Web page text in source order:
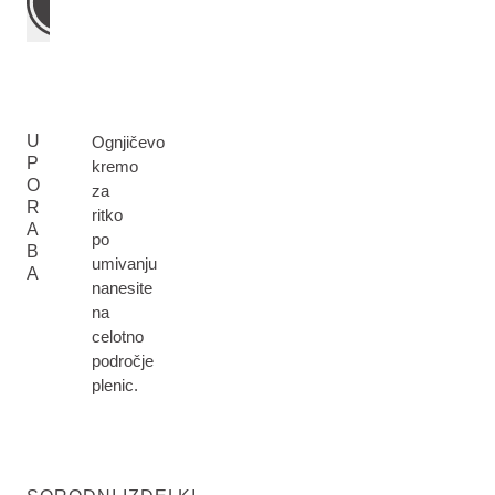
U
P
O
R
A
B
A
Ognjičevo
kremo
za
ritko
po
umivanju
nanesite
na
celotno
področje
plenic.